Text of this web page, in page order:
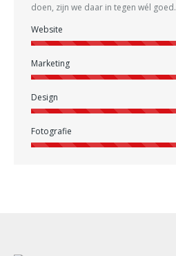
doen, zijn we daar in tegen wél goed.
Website
Marketing
Design
Fotografie